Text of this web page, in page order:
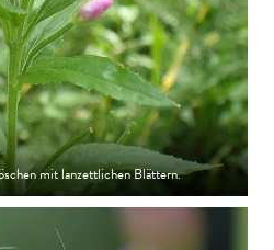
mit lanzettlichen Blättern.